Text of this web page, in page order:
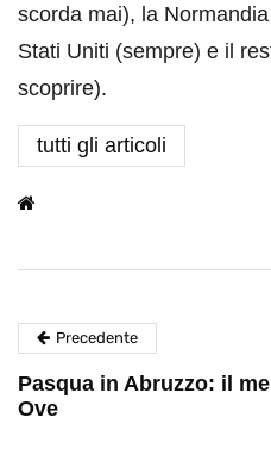
scorda mai), la
Stati Uniti (sempre) e il
scoprire).
tutti gli articoli
Precedente
Pasqua in Abruzzo: il
Ove